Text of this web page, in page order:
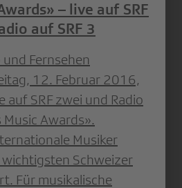
– live auf SRF
auf SRF 3
Fernsehen
12. Februar 2016,
auf SRF zwei und Radio
Music Awards».
Musiker
Schweizer
Für musikalische